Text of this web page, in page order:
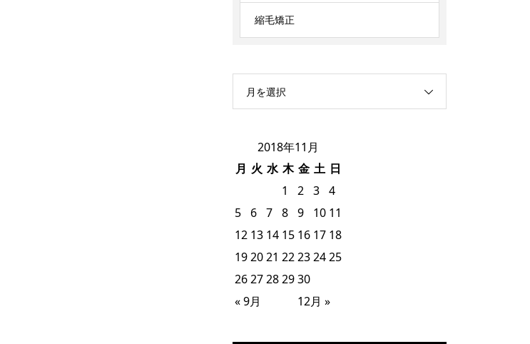
縮毛矯正
月を選択
2018年11月
月 火 水 木 金 土 日
« 9月 12月 »
1 2 3 4
5
6 7 8 9 10 11
12 13 14 15 16 17 18
192021 22232425
2627282930